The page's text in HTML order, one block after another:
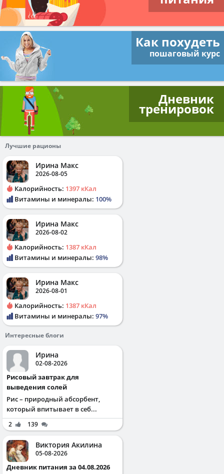
Как похудеть
пошаговый курс
Дневник
тренировок
Лучшие рационы
Ирина Макс
2026-08-05
Калорийность: 1397 кКал
Витамины и минералы: 100%
Ирина Макс
2026-08-02
Калорийность: 1387 кКал
Витамины и минералы: 98%
Ирина Макс
2026-08-01
Калорийность: 1387 кКал
Витамины и минералы: 97%
Интересные блоги
Ирина
02-08-2026
Рисовый завтрак для
выведения солей
Рис – природный абсорбент,
который впитывает в себ...
2 139
Виктория Акилина
05-08-2026
Дневник питания за 04.08.2026